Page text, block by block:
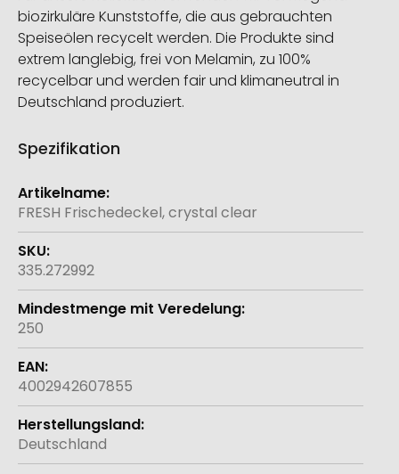
biozirkuläre Kunststoffe, die aus gebrauchten
Speiseölen recycelt werden. Die Produkte sind
extrem langlebig, frei von Melamin, zu 100%
recycelbar und werden fair und klimaneutral in
Deutschland produziert.
Spezifikation
Weitere
Informationen
FRESH Frischedeckel, crystal clear
335.272992
250
4002942607855
Deutschland